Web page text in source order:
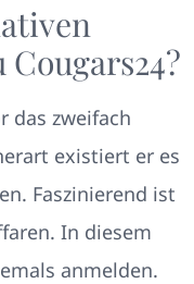
das zweifach
existiert er es
Faszinierend ist
In diesem
anmelden.